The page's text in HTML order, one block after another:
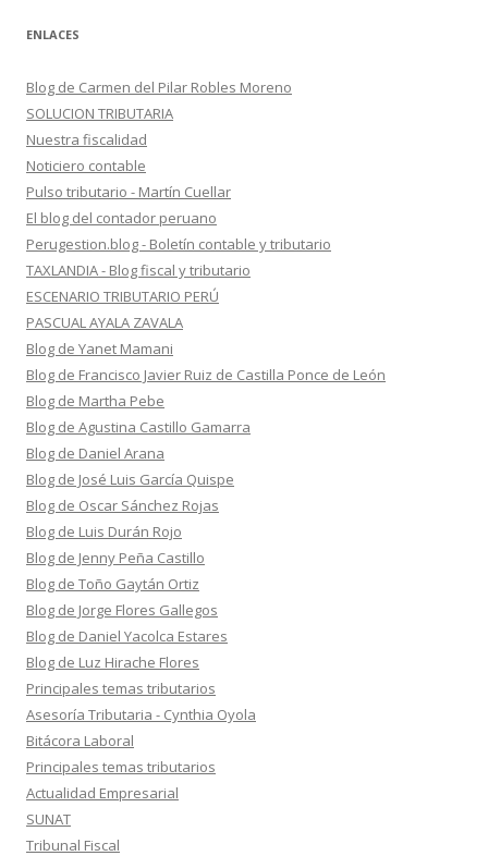
ENLACES
Blog de Carmen del Pilar Robles Moreno
SOLUCION TRIBUTARIA
Nuestra fiscalidad
Noticiero contable
Pulso tributario - Martín Cuellar
El blog del contador peruano
Perugestion.blog - Boletín contable y tributario
TAXLANDIA - Blog fiscal y tributario
ESCENARIO TRIBUTARIO PERÚ
PASCUAL AYALA ZAVALA
Blog de Yanet Mamani
Blog de Francisco Javier Ruiz de Castilla Ponce de León
Blog de Martha Pebe
Blog de Agustina Castillo Gamarra
Blog de Daniel Arana
Blog de José Luis García Quispe
Blog de Oscar Sánchez Rojas
Blog de Luis Durán Rojo
Blog de Jenny Peña Castillo
Blog de Toño Gaytán Ortiz
Blog de Jorge Flores Gallegos
Blog de Daniel Yacolca Estares
Blog de Luz Hirache Flores
Principales temas tributarios
Asesoría Tributaria - Cynthia Oyola
Bitácora Laboral
Principales temas tributarios
Actualidad Empresarial
SUNAT
Tribunal Fiscal